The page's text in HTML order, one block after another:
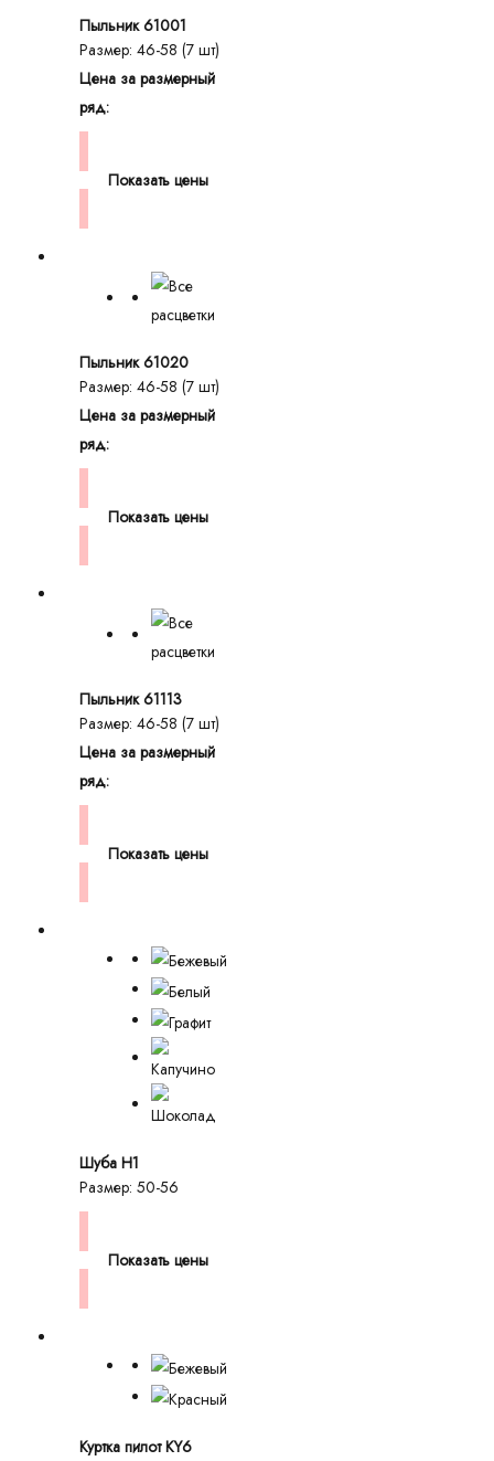
Пыльник 61001
Размер: 46-58 (7 шт)
Цена за размерный
ряд:
Показать цены
Пыльник 61020
Размер: 46-58 (7 шт)
Цена за размерный
ряд:
Показать цены
Пыльник 61113
Размер: 46-58 (7 шт)
Цена за размерный
ряд:
Показать цены
Шуба H1
Размер: 50-56
Показать цены
Куртка пилот KY6